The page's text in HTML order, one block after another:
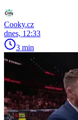
Cooky.cz
dnes, 12:33
3 min